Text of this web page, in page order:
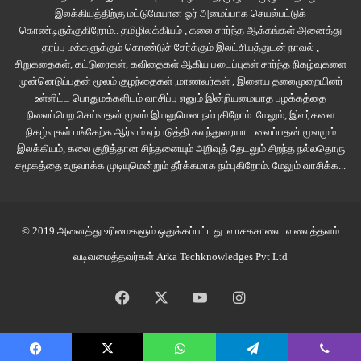
சிரித்துக் கொண்டார்.
மித்திரனின் வீட்டை விசாரித்து அழைப்பு மணியை அடித்தபோது, பன்னிரண்டு
வயதை ஒத்த ஒடிசலான ஒரு சிறுமி கதவைத் திறந்தாள். அவளது தோற்றத்தை
வைத்து அங்கே பணிபுரியும் பெண் என்று பத்மினி ஊகித்தாள். குழந்தை
தொழிலாளர்கள் பணக்கார வீடுகளில் பணிபுரியும் போது நேரும் அவலங்கள் பற்றி
மித்திரன் எழுதிய கதை ஒன்று அவளுக்கு நினைவிற்கு வந்தது. “சார் வருவார்.
உட்காருங்க!” என்று அவரது காரியதரிசி பத்மினியிடம் கூறினார். வரவேற்பறை
சோஃபாவில் அமர்ந்து அந்த அறையை கண்களால் துழாவினாள் பத்மினி.
கண்களை மறைக்கும் வண்ணம் ஜொலித்த அவரது நாமத்தை பார்த்த போது, மத
சின்னங்களை பள்ளிகளிலும், கல்லூரிகளிலும், பணி இடங்களிலும் தவிர்ப்பது
மாட்டப்பட்டிருந்தது. அந்த ஓவியரின் ஓவியங்கள் இரண்டு லட்சம் முதல் ஐந்து
இலக்கியத்திற்கு மட்டுமேயான ஓர் அமைப்பாக செயல்பட்டுக்
கொண்டிருக்குகிறோம்.. தமிழிலக்கியம் , கலை சார்ந்த ஆக்கங்கள் அனைத்து
தரப்பு மக்களுக்கும் கொண்டுச் சேர்க்கும் இலட்சியத்துடன் நாவல் ,
சிறுகதைகள், கட்டுரைகள், கவிதைகள் ஆகிய படைப்புகள் சார்ந்த நிகழ்வுகளை
முன்னெடுப்பதன் மூலம் குழந்தைகள் ,மாணவர்கள் , இளைய தலைமுறையினர்
உள்ளிட்ட பொதுமக்களிடம் வாசிப்பு எனும் இன்றியமையாத பழக்கத்தை
நிலைப்பெற செய்வதன் மூலம் இயலுமென நம்புகிறோம். மேலும், இவர்களை
நிகழ்வுகள் பங்கேற்க ஆர்வம் ஏற்படுத்தி கலந்துரையாட வைப்பதன் மூலமும்
இலக்கியம், கலை குறித்தான சிந்தனையும் அறிவுத் தேடலும் சிறந்த நல்லதொரு
சமூகத்தை உருவாக்க முடியுமென்றும் தீர்க்கமாக நம்புகிறோம். மேலும் வாசிக்க...
© 2019 அனைத்து உரிமைகளும் ஒதுக்கப்பட்டது. வாசகசாலை . வலைத்தளம்
வடிவமைத்தவர்கள் Arka Techknowledges Pvt Ltd
Facebook YouTubeInstagram